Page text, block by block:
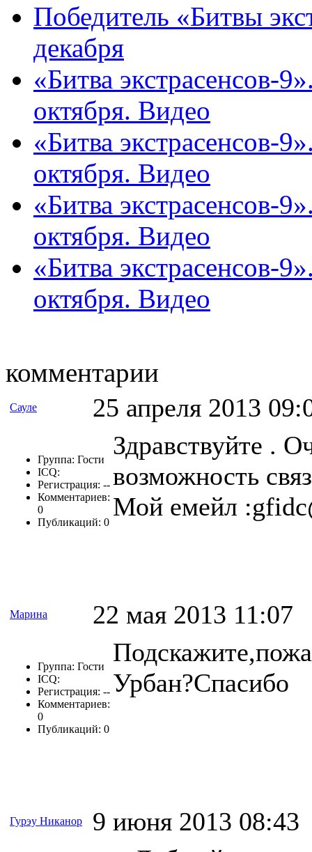
Победитель «Битвы
декабря
«Битва экстрасенсов-
октября. Видео
«Битва экстрасенсов-
октября. Видео
«Битва экстрасенсов-
октября. Видео
«Битва экстрасенсов-
октября. Видео
комментарии
Сауле 25 апреля 2013
Группа: Гости
ICQ:
Регистрация: --
Комментариев:
0
Публикаций: 0
Здравствуйте .
возможность
Мой емейл :
Марина 22 мая 2013 11:07
Группа: Гости
ICQ:
Регистрация: --
Комментариев:
0
Публикаций: 0
Урбан?Спасибо
Гурэу Никанор 9 июня 2013 08:43